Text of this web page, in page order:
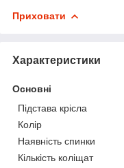
Приховати
Характеристики
Основні
Підстава крісла
Колір
Наявність спинки
Кількість коліщат